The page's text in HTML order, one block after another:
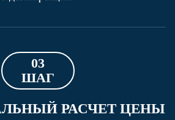
03
ШАГ
РАСЧЕТ ЦЕНЫ